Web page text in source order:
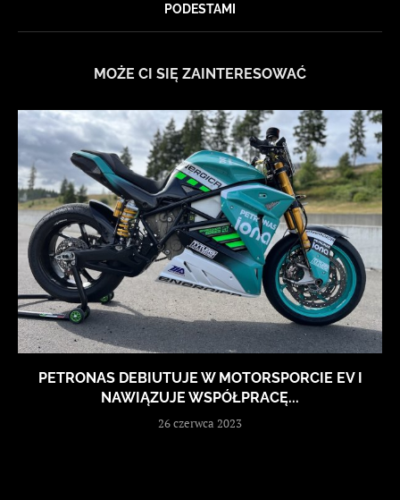
PODESTAMI
MOŻE CI SIĘ ZAINTERESOWAĆ
PETRONAS DEBIUTUJE W MOTORSPORCIE EV I
NAWIĄZUJE WSPÓŁPRACĘ...
26 czerwca 2023